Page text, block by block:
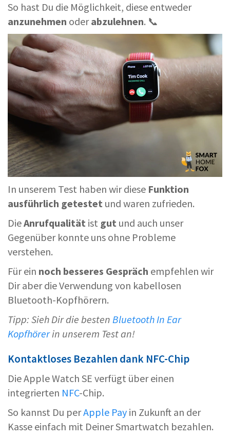
So hast Du die Möglichkeit, diese entweder
anzunehmen oderabzulehnen. 📞
In unserem Test haben wir diese Funktion
ausführlich getestet und waren zufrieden.
DieAnrufqualität ist gut und auch unser
Gegenüber konnte uns ohne Probleme
verstehen.
Für ein noch besseres Gespräch empfehlen wir
Dir aber die Verwendung von kabellosen
Bluetooth-Kopfhörern.
Tipp: Sieh Dir die besten Bluetooth In Ear
Kopfhörerin unserem Test an!
Kontaktloses Bezahlen dank NFC-Chip
Die Apple Watch SE verfügt über einen
integrierten NFC-Chip.
So kannst Du perApple Pay in Zukunft an der
Kasse einfach mit Deiner Smartwatch bezahlen.